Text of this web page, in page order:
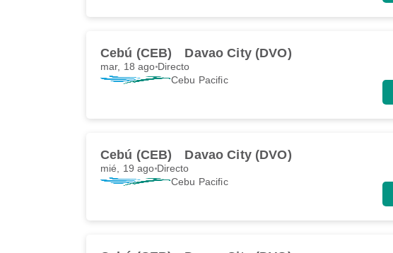
Cebú (CEB) Davao City (DVO)
mar, 18 ago Directo
Cebu Pacific
Cebú (CEB) Davao City (DVO)
mié, 19 ago Directo
Cebu Pacific